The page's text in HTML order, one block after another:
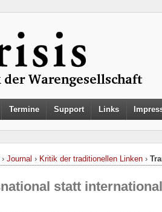
Termine Support Links
› Journal › Kritik der traditionellen Linken ›
statt